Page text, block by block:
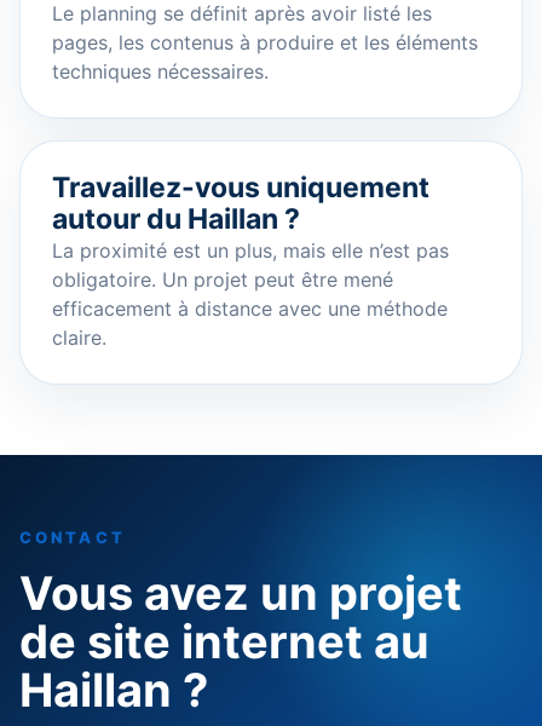
Le planning se définit après avoir listé les
pages, les contenus à produire et les éléments
techniques nécessaires.
Travaillez-vous uniquement
autour du Haillan ?
La proximité est un plus, mais elle n’est pas
obligatoire. Un projet peut être mené
efficacement à distance avec une méthode
claire.
CONTACT
Vous avez un projet
de site internet au
Haillan ?